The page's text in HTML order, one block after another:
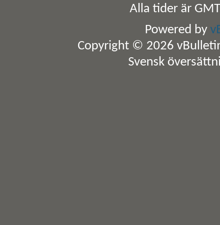
Alla tider är
Powered by
Copyright © 2026
Svensk